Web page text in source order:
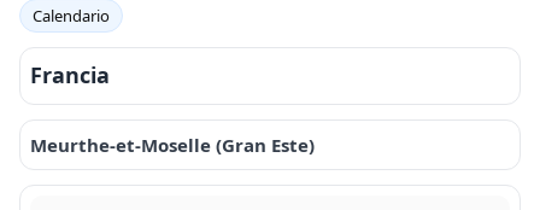
Calendario
Francia
Meurthe-et-Moselle (Gran Este)